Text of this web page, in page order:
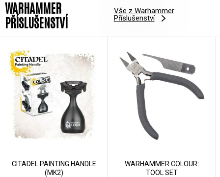
WARHAMMER
PŘÍSLUŠENSTVÍ
Vše z Warhammer
Příslušenství
CITADEL PAINTING HANDLE
(MK2)
WARHAMMER COLOUR:
TOOL SET